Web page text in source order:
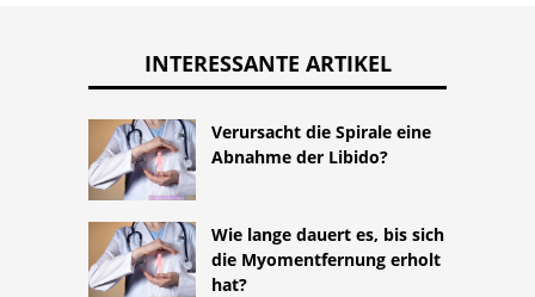
INTERESSANTE ARTIKEL
Verursacht die Spirale eine
Abnahme der Libido?
Wie lange dauert es, bis sich
die Myomentfernung erholt
hat?